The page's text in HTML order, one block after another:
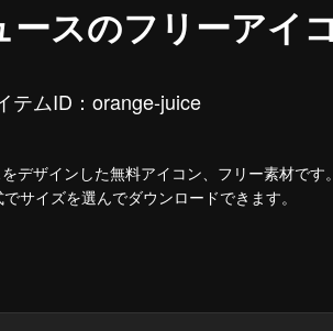
ースのフリーアイ
テムID：orange-juice
デザインした無料アイコン、フリー素材です
サイズを選んでダウンロードできます。